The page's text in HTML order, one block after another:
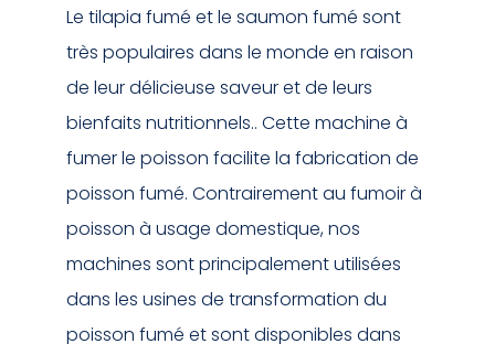
Le tilapia fumé et le saumon fumé sont
très populaires dans le monde en raison
de leur délicieuse saveur et de leurs
bienfaits nutritionnels.. Cette machine à
fumer le poisson facilite la fabrication de
poisson fumé. Contrairement au fumoir à
poisson à usage domestique, nos
machines sont principalement utilisées
dans les usines de transformation du
poisson fumé et sont disponibles dans